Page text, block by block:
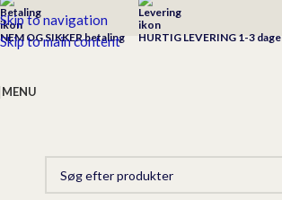
Skip to navigation
Skip to main content
NEM OG SIKKER betaling HURTIG LEVERING 1-3 dage
MENU